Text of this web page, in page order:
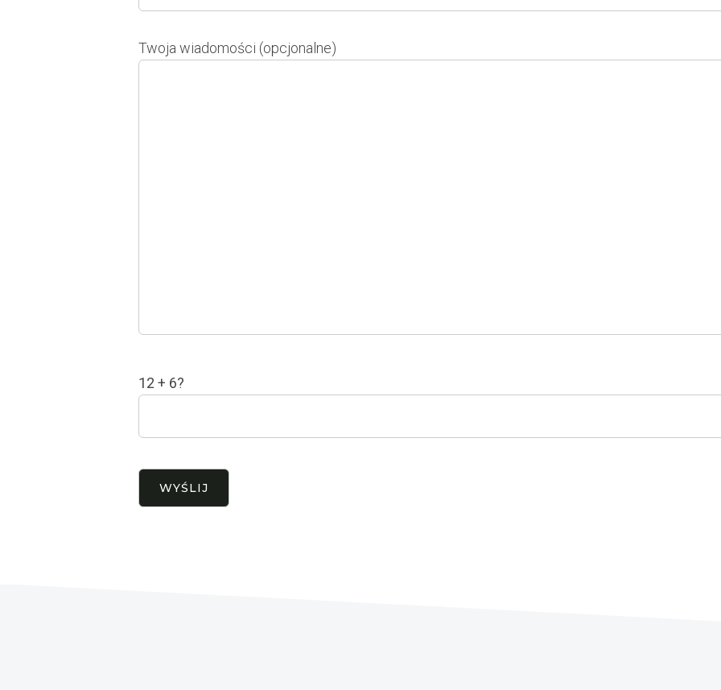
Twoja wiadomości (opcjonalne)
12 + 6?